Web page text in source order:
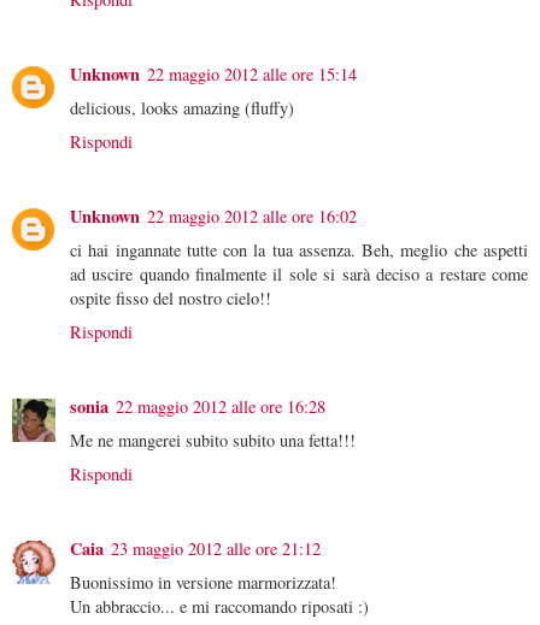
Unknown 22 maggio 2012 alle ore 15:14
delicious, looks amazing (fluffy)
Rispondi
Unknown 22 maggio 2012 alle ore 16:02
ci hai ingannate tutte con la tua assenza. Beh, meglio che aspetti
ad uscire quando finalmente il sole si sarà deciso a restare come
ospite fisso del nostro cielo!!
Rispondi
sonia 22 maggio 2012 alle ore 16:28
Me ne mangerei subito subito una fetta!!!
Rispondi
Caia 23 maggio 2012 alle ore 21:12
Buonissimo in versione marmorizzata!
Un abbraccio... e mi raccomando riposati :)